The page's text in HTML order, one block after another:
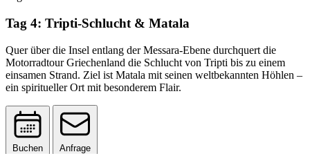
Tag 4: Tripti-Schlucht & Matala
Quer über die Insel entlang der Messara-Ebene durchquert die
Motorradtour Griechenland die Schlucht von Tripti bis zu einem
einsamen Strand. Ziel ist Matala mit seinen weltbekannten Höhlen –
ein spiritueller Ort mit besonderem Flair.
Buchen Anfrage